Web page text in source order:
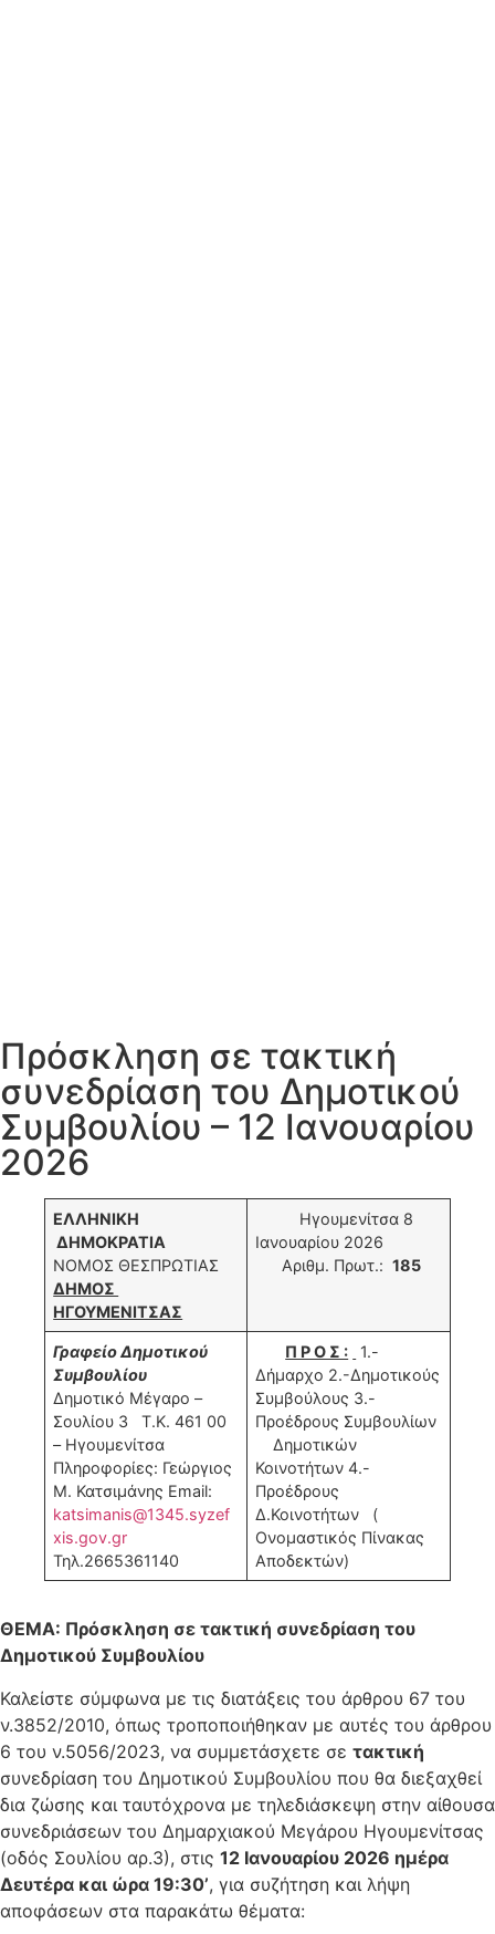
Πρόσκληση σε τακτική
συνεδρίαση του Δημοτικού
Συμβουλίου – 12 Ιανουαρίου
2026
ΕΛΛΗΝΙΚΗ
ΔΗΜΟΚΡΑΤΙΑ
ΝΟΜΟΣ ΘΕΣΠΡΩΤΙΑΣ
ΔΗΜΟΣ
ΗΓΟΥΜΕΝΙΤΣΑΣ
Ηγουμενίτσα 8
Ιανουαρίου 2026
Αριθμ. Πρωτ.:185
Γραφείο Δημοτικού
Συμβουλίου
Δημοτικό Μέγαρο –
Σουλίου 3 Τ.Κ. 461 00
– Ηγουμενίτσα
Πληροφορίες: Γεώργιος
Μ. Κατσιμάνης Email:
katsimanis@1345.syzef
xis.gov.gr
Τηλ.2665361140
Π Ρ Ο Σ :
1.-
Δήμαρχο 2.-Δημοτικούς
Συμβούλους 3.-
Προέδρους Συμβουλίων
Δημοτικών
Κοινοτήτων 4.-
Προέδρους
Δ.Κοινοτήτων (
Ονομαστικός Πίνακας
Αποδεκτών)
ΘΕΜΑ: Πρόσκληση σε τακτική συνεδρίαση του
Δημοτικού Συμβουλίου
Καλείστε σύμφωνα με τις διατάξεις του άρθρου 67 του
ν.3852/2010, όπως τροποποιήθηκαν με αυτές του άρθρου
6 του ν.5056/2023, να συμμετάσχετε σε τακτική
συνεδρίαση του Δημοτικού Συμβουλίου που θα διεξαχθεί
δια ζώσης και ταυτόχρονα με τηλεδιάσκεψη στην αίθουσα
συνεδριάσεων του Δημαρχιακού Μεγάρου Ηγουμενίτσας
(οδός Σουλίου αρ.3), στις 12 Ιανουαρίου 2026 ημέρα
Δευτέρα και ώρα 19:30’, για συζήτηση και λήψη
αποφάσεων στα παρακάτω θέματα: